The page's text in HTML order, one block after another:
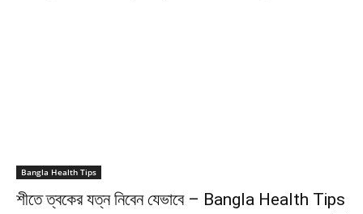
Bangla Health Tips
শীতে ত্বকের যত্ন নিবেন যেভাবে – Bangla Health Tips